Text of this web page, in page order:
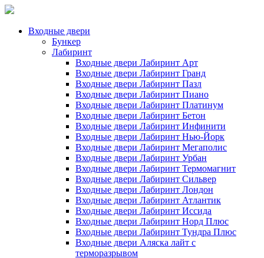
Входные двери
Бункер
Лабиринт
Входные двери Лабиринт Арт
Входные двери Лабиринт Гранд
Входные двери Лабиринт Пазл
Входные двери Лабиринт Пиано
Входные двери Лабиринт Платинум
Входные двери Лабиринт Бетон
Входные двери Лабиринт Инфинити
Входные двери Лабиринт Нью-Йорк
Входные двери Лабиринт Мегаполис
Входные двери Лабиринт Урбан
Входные двери Лабиринт Термомагнит
Входные двери Лабиринт Сильвер
Входные двери Лабиринт Лондон
Входные двери Лабиринт Атлантик
Входные двери Лабиринт Иссида
Входные двери Лабиринт Норд Плюс
Входные двери Лабиринт Тундра Плюс
Входные двери Аляска лайт с
терморазрывом